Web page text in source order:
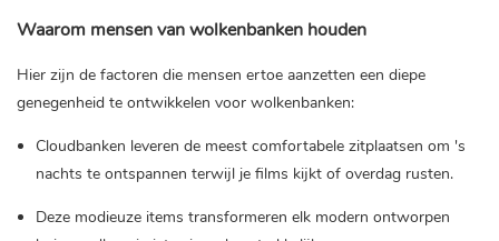
Waarom mensen van wolkenbanken houden
Hier zijn de factoren die mensen ertoe aanzetten een diepe
genegenheid te ontwikkelen voor wolkenbanken:
Cloudbanken leveren de meest comfortabele zitplaatsen om 's
nachts te ontspannen terwijl je films kijkt of overdag rusten.
Deze modieuze items transformeren elk modern ontworpen